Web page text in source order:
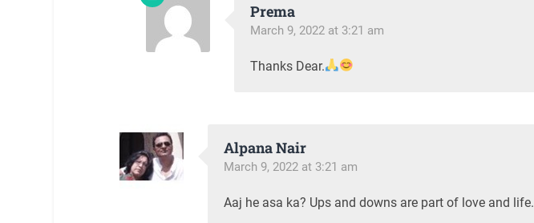
Prema
March 9, 2022 at 3:21 am
Thanks Dear.
Alpana Nair
March 9, 2022 at 3:21 am
Aaj he asa ka? Ups and downs are part of love and life.